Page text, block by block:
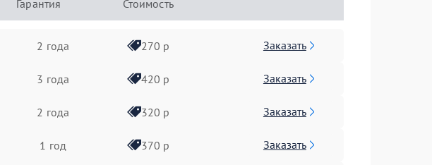
Гарантия Стоимость
2 года 270 р Заказать
3 года 420 р Заказать
2 года 320 р Заказать
1 год 370 р Заказать